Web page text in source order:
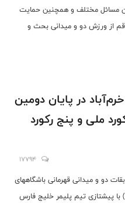
مسائل مختلف و همچنین حمایت
قم از ورزش دو و میدانی بحث و
در پایان دومین
ملی و پنج رکورد
17794
دو و میدانی قهرمانی باشگاههای
پیشتازی تیم پلیمر خلیج فارس